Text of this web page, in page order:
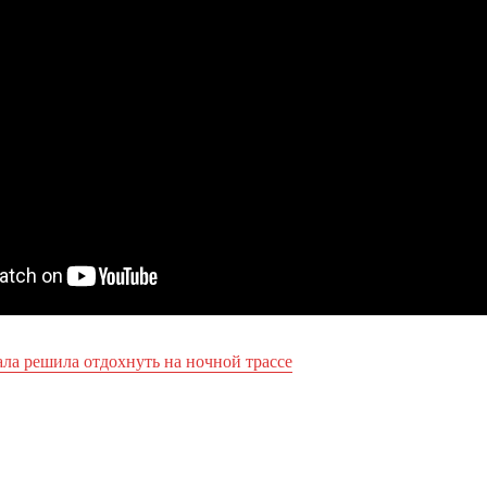
решила отдохнуть на ночной трассе